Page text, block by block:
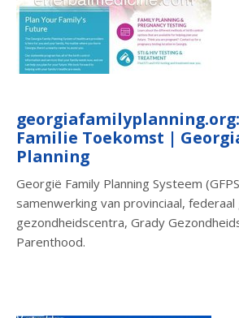
Familie Toekomst |
Planning
Georgië Family Planning Systeem
samenwerking van provinciaal,
gezondheidscentra, Grady
Parenthood.